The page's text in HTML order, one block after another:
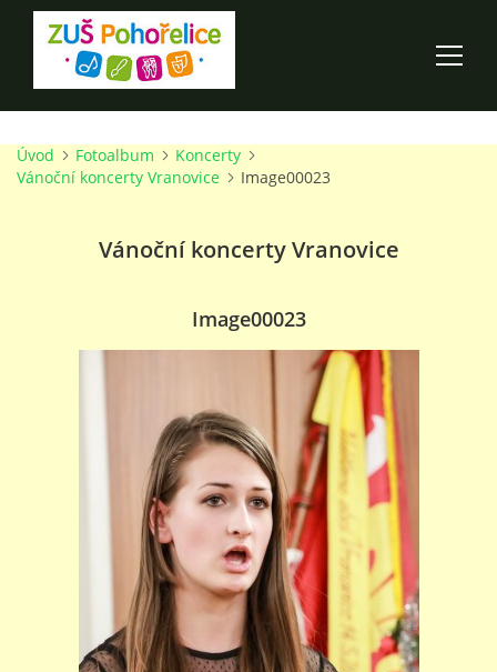
ÚVOD
TALENTOVÉ ZKOUŠKY
STUDIJNÍ OBORY
Úvod Fotoalbum
Koncerty
Vánoční koncerty Vranovice
Image00023
Vánoční koncerty Vranovice
Image00023